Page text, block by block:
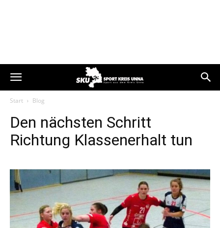
Start Blog
Den nächsten Schritt
Richtung Klassenerhalt tun